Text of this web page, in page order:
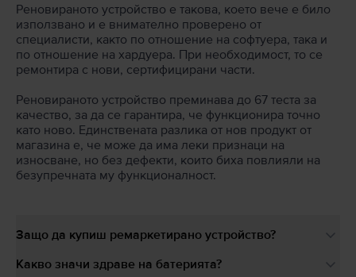
Реновираното устройство е такова, което вече е било
използвано и е внимателно проверено от
специалисти, както по отношение на софтуера, така и
по отношение на хардуера. При необходимост, то се
ремонтира с нови, сертифицирани части.
Реновираното устройство преминава до 67 теста за
качество, за да се гарантира, че функционира точно
като ново. Единствената разлика от нов продукт от
магазина е, че може да има леки признаци на
износване, но без дефекти, които биха повлияли на
безупречната му функционалност.
Защо да купиш ремаркетирано устройство?
Какво значи здраве на батерията?